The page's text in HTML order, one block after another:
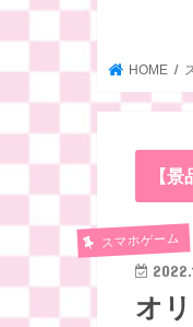
HOME
【
スマホゲーム
オ